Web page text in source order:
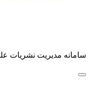
سامانه مدیریت نشریات